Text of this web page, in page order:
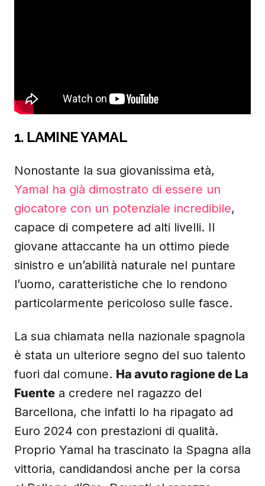
1. LAMINE YAMAL
Nonostante la sua giovanissima età,
Yamal ha già dimostrato di essere un
giocatore con un potenziale incredibile,
capace di competere ad alti livelli. Il
giovane attaccante ha un ottimo piede
sinistro e un’abilità naturale nel puntare
l’uomo, caratteristiche che lo rendono
particolarmente pericoloso sulle fasce.
La sua chiamata nella nazionale spagnola
è stata un ulteriore segno del suo talento
fuori dal comune. Ha avuto ragione de La
Fuente a credere nel ragazzo del
Barcellona, che infatti lo ha ripagato ad
Euro 2024 con prestazioni di qualità.
Proprio Yamal ha trascinato la Spagna alla
vittoria, candidandosi anche per la corsa